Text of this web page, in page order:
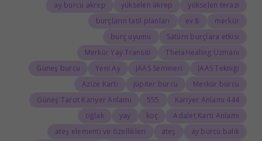
yükselen terazi
yükselen akrep
ay burcu akrep
merkür
8.ev
burçların tatil planları
Satürn burçlara etkisi
burç uyumu
ThetaHealing Uzmanı
Merkür Yay Transiti
JAAS Tekniği
JAAS Semineri
Yeni Ay
Güneş burcu
Merkür burcu
Jüpiter burcu
Azize Kartı
444 Kariyer Anlamı
555
Güneş Tarot Kariyer Anlamı
Adalet Kartı Anlamı
koç
yay
oğlak
ay burcu balık
ateş
ateş elementi ve özellikleri